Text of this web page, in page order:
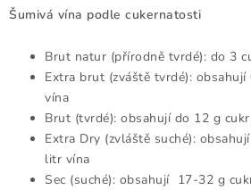
ý
Šumivá vína podle cukernatosti
Brut natur (přírodně tvrdé): do 3
Extra brut (zváště tvrdé):
vína
Brut (tvrdé): obsahují do 12 g
Extra Dry (zvláště suché):
litr vína
Sec (suché): obsahují 17-32 g